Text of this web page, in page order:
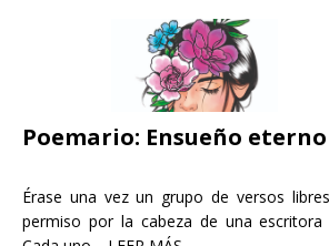
Poemario: Ensueño eterno
Érase una vez un grupo de versos
permiso por la cabeza de una